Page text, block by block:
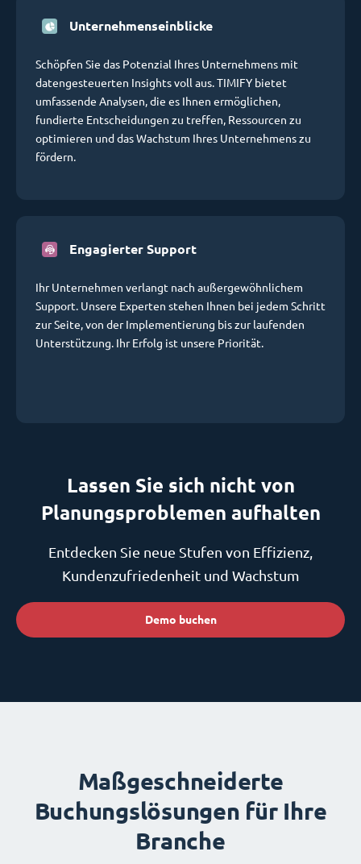
Unternehmenseinblicke
Schöpfen Sie das Potenzial Ihres Unternehmens mit
datengesteuerten Insights voll aus. TIMIFY bietet
umfassende Analysen, die es Ihnen ermöglichen,
fundierte Entscheidungen zu treffen, Ressourcen zu
optimieren und das Wachstum Ihres Unternehmens zu
fördern.
Engagierter Support
Ihr Unternehmen verlangt nach außergewöhnlichem
Support. Unsere Experten stehen Ihnen bei jedem Schritt
zur Seite, von der Implementierung bis zur laufenden
Unterstützung. Ihr Erfolg ist unsere Priorität.
Lassen Sie sich nicht von
Planungsproblemen aufhalten
Entdecken Sie neue Stufen von Effizienz,
Kundenzufriedenheit und Wachstum
Demo buchen
Maßgeschneiderte
Buchungslösungen für Ihre
Branche